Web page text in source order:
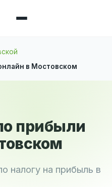
в Мостовском
прибыли
налогу на прибыль в